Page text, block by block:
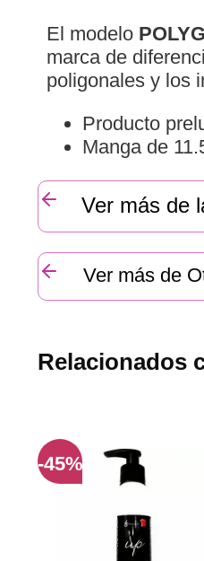
El modelo
marca de
poligonales y los
Producto
Manga de
Ver más de
Ver más de
Relacionados
-45%